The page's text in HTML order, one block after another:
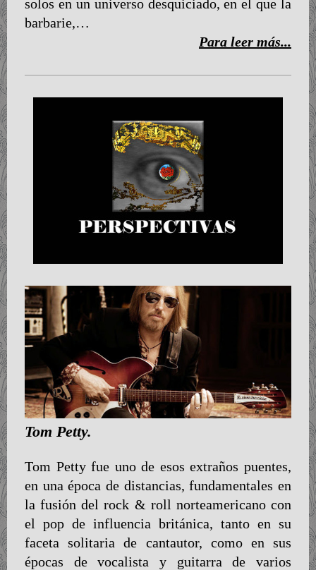
solos en un universo desquiciado, en el que la
barbarie,…
Para leer más...
Tom Petty.
Tom Petty fue uno de esos extraños puentes,
en una época de distancias, fundamentales en
la fusión del rock & roll norteamericano con
el pop de influencia británica, tanto en su
faceta solitaria de cantautor, como en sus
épocas de vocalista y guitarra de varios